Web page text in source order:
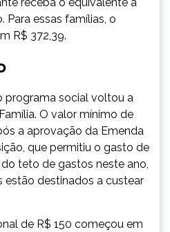
Para essas famílias, o
R$ 372,39.
programa social voltou a
O valor mínimo de
a aprovação da Emenda
que permitiu o gasto de
teto de gastos neste ano,
estão destinados a custear
de R$ 150 começou em